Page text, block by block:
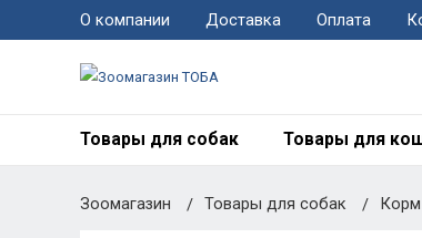
О компании Доставка Оплата
Товары для собак Товары для
Зоомагазин Товары для собак